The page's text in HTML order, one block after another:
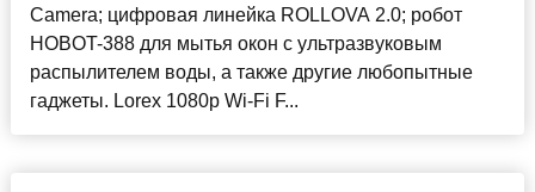
Camera; цифровая линейка ROLLOVA 2.0; робот
HOBOT-388 для мытья окон с ультразвуковым
распылителем воды, а также другие любопытные
гаджеты. Lorex 1080p Wi-Fi F...